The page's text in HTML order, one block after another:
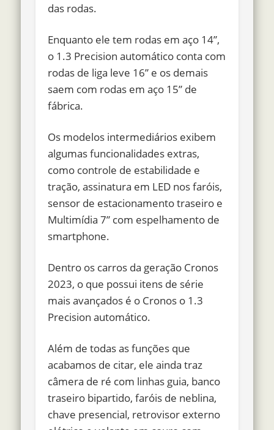
das rodas.
Enquanto ele tem rodas em aço 14”,
o 1.3 Precision automático conta com
rodas de liga leve 16” e os demais
saem com rodas em aço 15” de
fábrica.
Os modelos intermediários exibem
algumas funcionalidades extras,
como controle de estabilidade e
tração, assinatura em LED nos faróis,
sensor de estacionamento traseiro e
Multimídia 7” com espelhamento de
smartphone.
Dentro os carros da geração Cronos
2023, o que possui itens de série
mais avançados é o Cronos o 1.3
Precision automático.
Além de todas as funções que
acabamos de citar, ele ainda traz
câmera de ré com linhas guia, banco
traseiro bipartido, faróis de neblina,
chave presencial, retrovisor externo